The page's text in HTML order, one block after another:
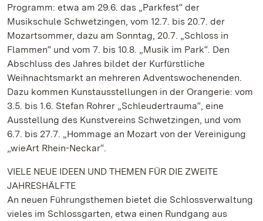
Programm: etwa am 29.6. das „Parkfest“ der
Musikschule Schwetzingen, vom 12.7. bis 20.7. der
Mozartsommer, dazu am Sonntag, 20.7. „Schloss in
Flammen“ und vom 7. bis 10.8. „Musik im Park“. Den
Abschluss des Jahres bildet der Kurfürstliche
Weihnachtsmarkt an mehreren Adventswochenenden.
Dazu kommen Kunstausstellungen in der Orangerie: vom
3.5. bis 1.6. Stefan Rohrer „Schleudertrauma“, eine
Ausstellung des Kunstvereins Schwetzingen, und vom
6.7. bis 27.7. „Hommage an Mozart von der Vereinigung
„wieArt Rhein-Neckar“.
VIELE NEUE IDEEN UND THEMEN FÜR DIE ZWEITE
JAHRESHÄLFTE
An neuen Führungsthemen bietet die Schlossverwaltung
vieles im Schlossgarten, etwa einen Rundgang aus